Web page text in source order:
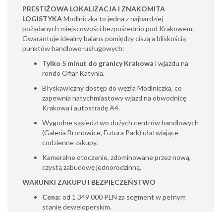
PRESTIŻOWA LOKALIZACJA I ZNAKOMITA
LOGISTYKAModlniczka to jedna z najbardziej
pożądanych miejscowości bezpośrednio pod Krakowem.
Gwarantuje idealny balans pomiędzy ciszą a bliskością
punktów handlowo-usługowych:
Tylko 5 minut do granicy Krakowa i wjazdu na
rondo Ofiar Katynia.
Błyskawiczny dostęp do węzła Modlniczka, co
zapewnia natychmiastowy wjazd na obwodnicę
Krakowa i autostradę A4.
Wygodne sąsiedztwo dużych centrów handlowych
(Galeria Bronowice, Futura Park) ułatwiające
codzienne zakupy.
Kameralne otoczenie, zdominowane przez nową,
czystą zabudowę jednorodzinną.
WARUNKI ZAKUPU I BEZPIECZEŃSTWO
Cena: od 1 349 000 PLN za segment w pełnym
stanie deweloperskim.